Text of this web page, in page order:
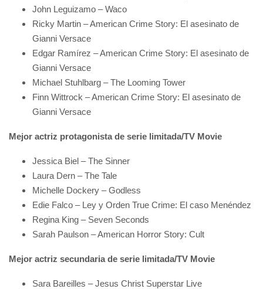
John Leguizamo – Waco
Ricky Martin – American Crime Story: El asesinato de
Gianni Versace
Edgar Ramírez – American Crime Story: El asesinato de
Gianni Versace
Michael Stuhlbarg – The Looming Tower
Finn Wittrock – American Crime Story: El asesinato de
Gianni Versace
Mejor actriz protagonista de serie limitada/TV Movie
Jessica Biel – The Sinner
Laura Dern – The Tale
Michelle Dockery – Godless
Edie Falco – Ley y Orden True Crime: El caso Menéndez
Regina King – Seven Seconds
Sarah Paulson – American Horror Story: Cult
Mejor actriz secundaria de serie limitada/TV Movie
Sara Bareilles – Jesus Christ Superstar Live